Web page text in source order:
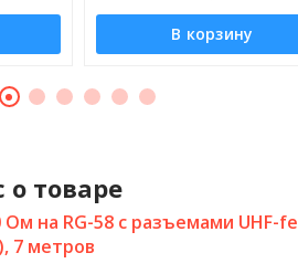
В корзину
о товаре
Ом на RG-58 с разъемами UHF-
7 метров